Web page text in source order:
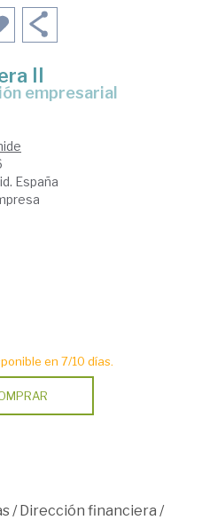
II
empresarial
España
en 7/10 días.
/Dirección financiera /